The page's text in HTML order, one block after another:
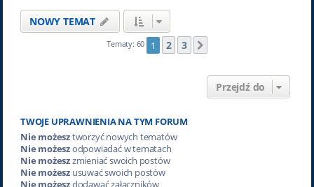
NOWY TEMAT
Tematy: 60 1 2 3
Przejdź do
TWOJE UPRAWNIENIA NA TYM FORUM
Nie możesztworzyć nowych tematów
Nie możeszodpowiadać w tematach
Nie możeszzmieniać swoich postów
Nie możeszusuwać swoich postów